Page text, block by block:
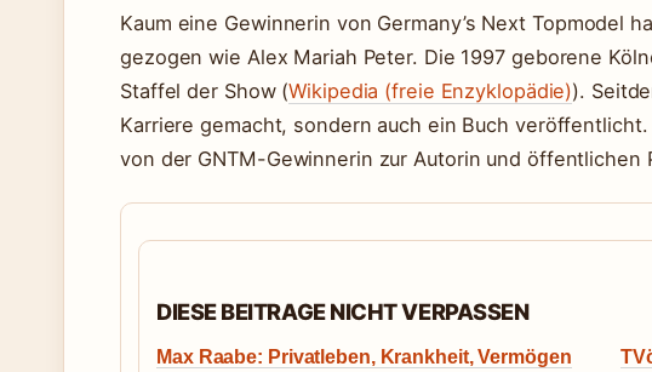
Kaum eine Gewinnerin von Germany’s Next Topmodel
gezogen wie Alex Mariah Peter. Die 1997 geborene
Staffel der Show (Wikipedia (freie Enzyklopädie)).
Karriere gemacht, sondern auch ein Buch
von der GNTM-Gewinnerin zur Autorin und öffentlichen
DIESE BEITRAGE NICHT VERPASSEN
Max Raabe: Privatleben, Krankheit, Vermögen